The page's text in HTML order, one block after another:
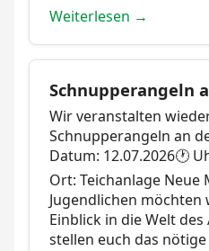
Weiterlesen →
Schnupperangeln
Wir veranstalten
Schnupperangeln an
Datum: 12.07.2026🕐
Ort: Teichanlage Neue
Jugendlichen möchten
Einblick in die Welt
stellen euch das